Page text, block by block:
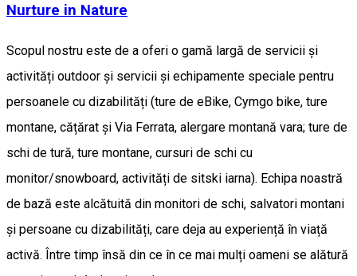
Nurture in Nature
Scopul nostru este de a oferi o gamă largă de servicii și
activități outdoor și servicii și echipamente speciale pentru
persoanele cu dizabilități (ture de eBike, Cymgo bike, ture
montane, cățărat și Via Ferrata, alergare montană vara; ture de
schi de tură, ture montane, cursuri de schi cu
monitor/snowboard, activități de sitski iarna). Echipa noastră
de bază este alcătuită din monitori de schi, salvatori montani
și persoane cu dizabilități, care deja au experiență în viață
activă. Între timp însă din ce în ce mai mulți oameni se alătură